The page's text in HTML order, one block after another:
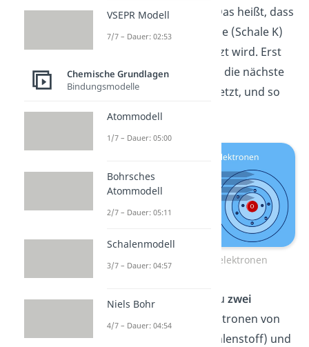
Elektronen besetzt. Das heißt, dass
zuerst die erste Schale (Schale K)
mit Elektronen besetzt wird. Erst
wenn sie voll ist, wird die nächste
Schale (Schale L) besetzt, und so
weiter.
Sauerstoff Valenzelektronen
Schauen wir uns dazu zwei
Beispiele
(Valenzelektronen von
Natrium und von Kohlenstoff) und
VSEPR Modell
7/7 – Dauer: 02:53
Chemische Grundlagen
Bindungsmodelle
Atommodell
1/7 – Dauer: 05:00
Bohrsches
Atommodell
2/7 – Dauer: 05:11
Schalenmodell
3/7 – Dauer: 04:57
Niels Bohr
4/7 – Dauer: 04:54